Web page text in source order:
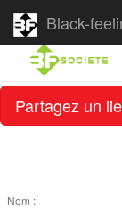
Partagez un
Black-
Nom :